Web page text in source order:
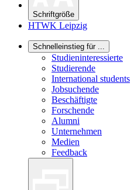
Schriftgröße
HTWK Leipzig
Schnelleinstieg für ...
Studieninteressierte
Studierende
International students
Jobsuchende
Beschäftigte
Forschende
Alumni
Unternehmen
Medien
Feedback